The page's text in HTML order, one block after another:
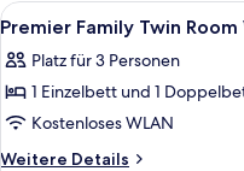
Alle
Fotos
für
Premier
Family
Twin
9
Premier Family Twin
Platz für 3 Personen
1 Einzelbett und 1
Kostenloses WLAN
Weitere Details
Weitere